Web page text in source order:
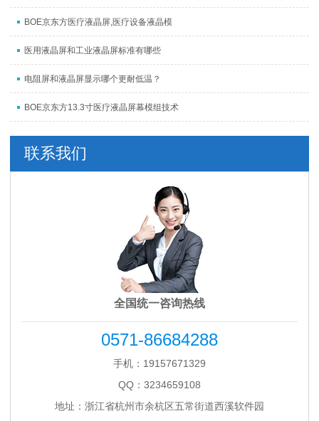
BOE京东方医疗液晶屏,医疗设备液晶模
医用液晶屏和工业液晶屏标准有哪些
电阻屏和液晶屏显示哪个更耐低温？
BOE京东方13.3寸医疗液晶屏幕模组技术
联系我们
全国统一咨询热线
0571-86684288
手机：19157671329
QQ：3234659108
地址：浙江省杭州市余杭区五常街道西溪软件园